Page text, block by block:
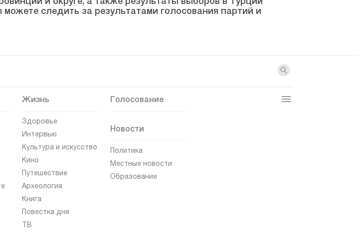
следить за результатами голосования партий и
Жизнь
Здоровье
Интервью
Культура и искусство
Кино
Путешествие
Археология
Книга
Повестка дня
ТВ
Голосование
Новости
Политика
Местные новости
Образование